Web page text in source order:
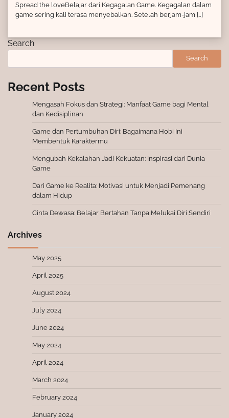
Spread the loveBelajar dari Kegagalan Game. Kegagalan dalam
game sering kali terasa menyebalkan. Setelah berjam-jam […]
Search
Search
Recent Posts
Mengasah Fokus dan Strategi: Manfaat Game bagi Mental
dan Kedisiplinan
Game dan Pertumbuhan Diri: Bagaimana Hobi Ini
Membentuk Karaktermu
Mengubah Kekalahan Jadi Kekuatan: Inspirasi dari Dunia
Game
Dari Game ke Realita: Motivasi untuk Menjadi Pemenang
dalam Hidup
Cinta Dewasa: Belajar Bertahan Tanpa Melukai Diri Sendiri
Archives
May 2025
April 2025
August 2024
July 2024
June 2024
May 2024
April 2024
March 2024
February 2024
January 2024